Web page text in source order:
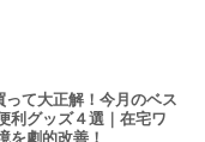
って大正解！今月のベス
利グッズ４選｜在宅ワ
を劇的改善！